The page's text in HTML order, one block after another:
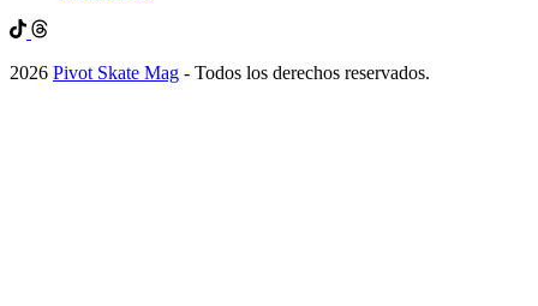
2026 Pivot Skate Mag - Todos los derechos reservados.